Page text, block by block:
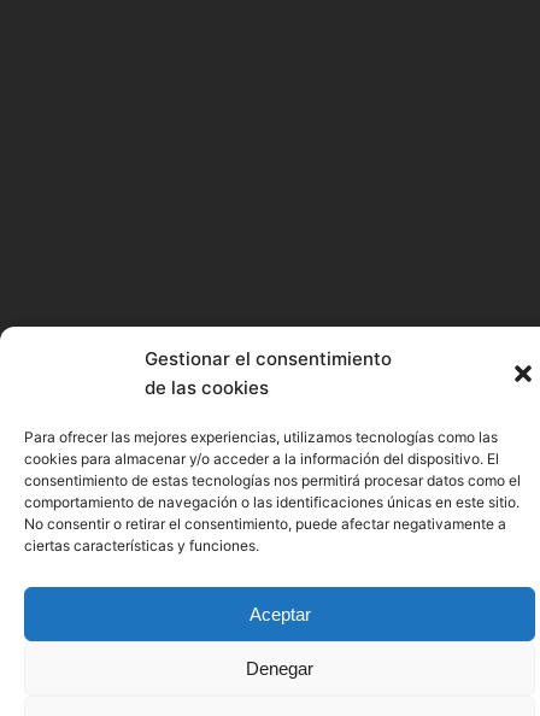
Gestionar el consentimiento
de las cookies
Para ofrecer las mejores experiencias, utilizamos tecnologías como las
cookies para almacenar y/o acceder a la información del dispositivo. El
consentimiento de estas tecnologías nos permitirá procesar datos como el
comportamiento de navegación o las identificaciones únicas en este sitio.
No consentir o retirar el consentimiento, puede afectar negativamente a
ciertas características y funciones.
Aceptar
Denegar